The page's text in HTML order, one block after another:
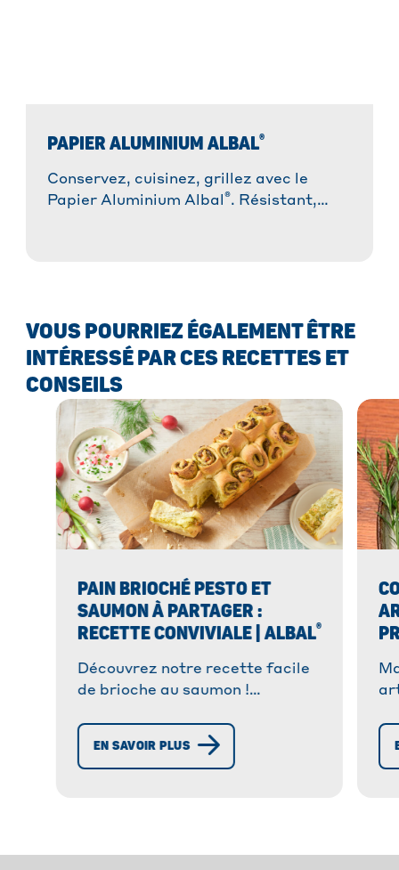
PAPIER ALUMINIUM ALBAL®
Conservez, cuisinez, grillez avec le
Papier Aluminium Albal ®. Résistant,
VOUS POURRIEZ ÉGALEMENT ÊTRE
INTÉRESSÉ PAR CES RECETTES ET
CONSEILS
PAIN BRIOCHÉ PESTO ET
SAUMON À PARTAGER :
RECETTE CONVIVIALE | ALBAL®
Découvrez notre recette facile
de brioche au saumon !
à congeler, elle saura épater vos
convives !
EN SAVOIR PLUS